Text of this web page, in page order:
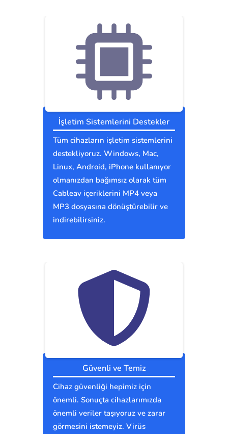
İşletim Sistemlerini Destekler
Tüm cihazların işletim sistemlerini
destekliyoruz. Windows, Mac,
Linux, Android, iPhone kullanıyor
olmanızdan bağımsız olarak tüm
Cableav içeriklerini MP4 veya
MP3 dosyasına dönüştürebilir ve
indirebilirsiniz.
Güvenli ve Temiz
Cihaz güvenliği hepimiz için
önemli. Sonuçta cihazlarımızda
önemli veriler taşıyoruz ve zarar
görmesini istemeyiz. Virüs